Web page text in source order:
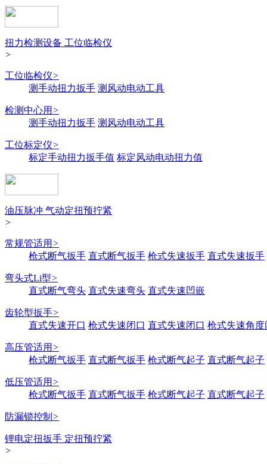
扭力检测设备 工位临检仪
>
工位临检仪>
测手动扭力扳手 测风动电动工具
检测中心用 >
测手动扭力扳手 测风动电动工具
工位标定仪>
标定手动扭力扳手值 标定风动电动扭力值
油压脉冲 气动定扭预拧紧
>
常规管适用 >
枪式断气扳手 直式断气扳手 枪式失速扳手 直式失速扳手
弯头式Li型>
直式断气弯头 直式失速弯头 直式失速凹嵌
齿轮型扳手>
直式失速开口 枪式失速闭口 直式失速闭口 枪式失速角度
高压管适用 >
枪式断气扳手 直式断气扳手 枪式断气起子 直式断气起子
低压管适用 >
枪式断气扳手 直式断气扳手 枪式断气起子 直式断气起子
防漏锁控制 >
锂电定扭扳手 定扭预拧紧
>